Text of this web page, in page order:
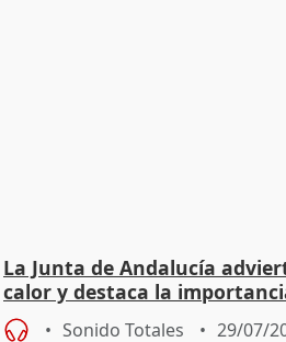
La Junta de Andalucía
calor y destaca la
Sonido Totales 29/07/